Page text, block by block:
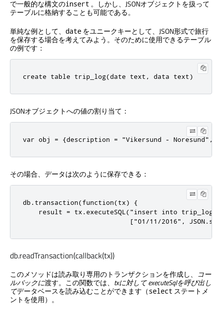
で一般的な構文のinsert 。しかし、JSONオブジェクトを扱って
テーブルに格納することも可能である。
単純な例として、 date をユニークキーとして、JSON形式で旅行
を保存する場合を考えてみよう。そのために使用できるテーブル
の例です：
create table trip_log(date text, data text)
JSONオブジェクトへの値の割り当て：
var obj = {description = "Vikersund - Noresund",
その場合、データは次のように保存できる：
db.transaction(function(tx) {
result = tx.executeSQL("insert into trip_log
["01/11/2016",
db.readTransaction(callback(tx))
このメソッドは読み取り専用のトランザクションを作成し、 コー
ルバックに渡す。この関数では、 txに対してexecuteSqlを呼び出し
てデータベースを読み込むことができます（select ステートメ
ントを使用）。